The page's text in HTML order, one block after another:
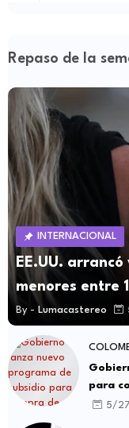
Repaso de la
INTERNACIONAL
EE.UU.
menores entre
By - Lumacastereo
para
5/